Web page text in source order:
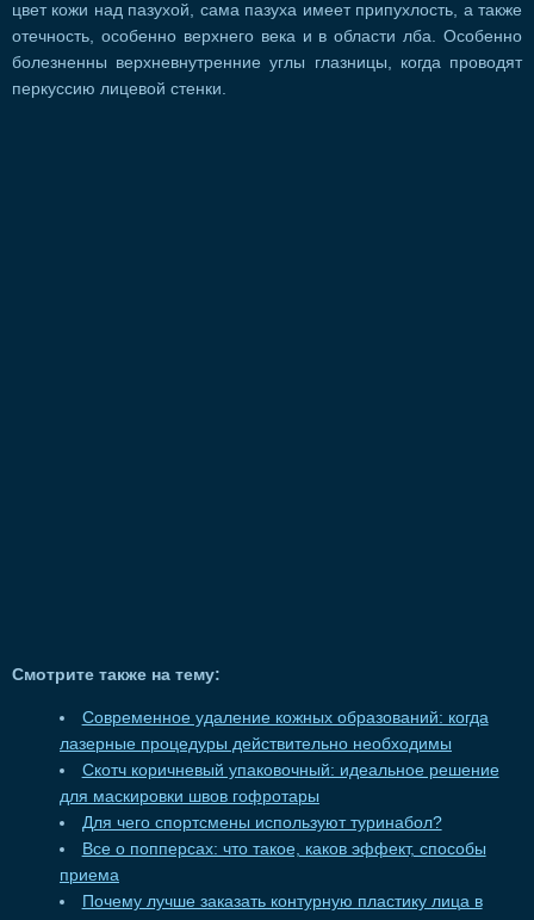
цвет кожи над пазухой, сама пазуха имеет припухлость, а также
отечность, особенно верхнего века и в области лба. Особенно
болезненны верхневнутренние углы глазницы, когда проводят
перкуссию лицевой стенки.
Смотрите также на тему:
Современное удаление кожных образований: когда
лазерные процедуры действительно необходимы
Скотч коричневый упаковочный: идеальное решение
для маскировки швов гофротары
Для чего спортсмены используют туринабол?
Все о попперсах: что такое, каков эффект, способы
приема
Почему лучше заказать контурную пластику лица в